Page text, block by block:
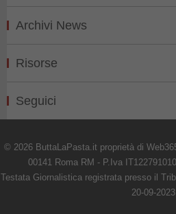
Archivi News
Risorse
Seguici
© 2026 ButtaLaPasta.it proprietà di
00141 Roma RM - P.Iva
Testata Giornalistica registrata presso il
20-09-2023